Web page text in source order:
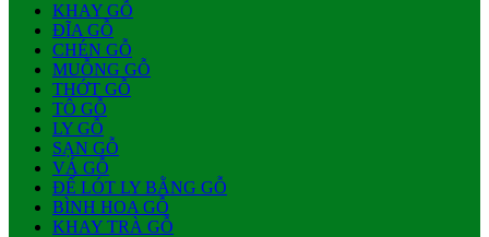
KHAY GỖ
ĐĨA GỖ
CHÉN GỖ
MUỖNG GỖ
THỚT GỖ
TÔ GỖ
LY GỖ
SẠN GỖ
VÁ GỖ
ĐẾ LÓT LY BẰNG GỖ
BÌNH HOA GỖ
KHAY TRÀ GỖ